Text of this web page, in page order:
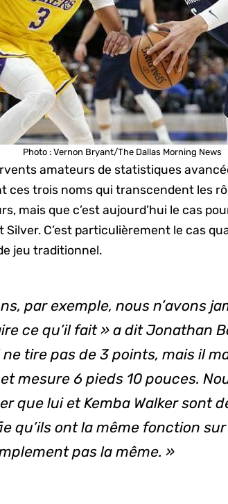
Photo : Vernon Bryant/The Dallas Morning News
amateurs de statistiques
ces trois noms qui transcendent les
mais que c’est aujourd’hui le cas
C’est particulièrement le cas
jeu traditionnel.
par exemple, nous n’avons
ce qu’il fait » a dit Jonathan
tire pas de 3 points, mais il
mesure 6 pieds 10 pouces.
que lui et Kemba Walker sont
qu’ils ont la même fonction
pas la même. »